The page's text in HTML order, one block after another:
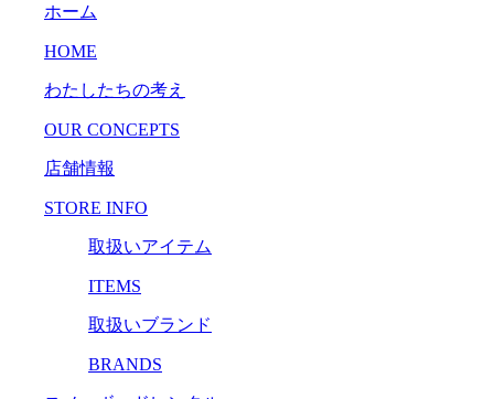
ホーム
HOME
わたしたちの考え
OUR CONCEPTS
店舗情報
STORE INFO
取扱いアイテム
ITEMS
取扱いブランド
BRANDS